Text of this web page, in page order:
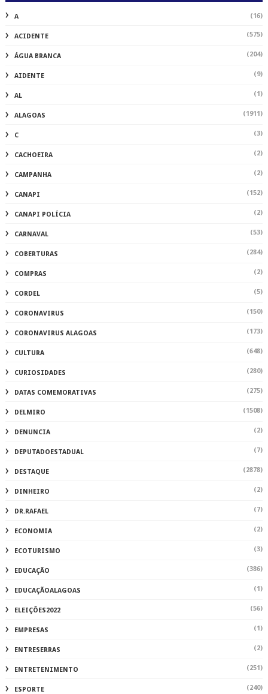
A (16)
ACIDENTE (575)
ÁGUA BRANCA (204)
AIDENTE (9)
AL (1)
ALAGOAS (1911)
C (3)
CACHOEIRA (2)
CAMPANHA (2)
CANAPI (152)
CANAPI POLÍCIA (2)
CARNAVAL (53)
COBERTURAS (284)
COMPRAS (2)
CORDEL (5)
CORONAVIRUS (150)
CORONAVIRUS ALAGOAS (173)
CULTURA (648)
CURIOSIDADES (280)
DATAS COMEMORATIVAS (275)
DELMIRO (1508)
DENUNCIA (2)
DEPUTADOESTADUAL (7)
DESTAQUE (2878)
DINHEIRO (2)
DR.RAFAEL (7)
ECONOMIA (2)
ECOTURISMO (3)
EDUCAÇÃO (386)
EDUCAÇÃOALAGOAS (1)
ELEIÇÕES2022 (56)
EMPRESAS (1)
ENTRESERRAS (2)
ENTRETENIMENTO (251)
ESPORTE (240)